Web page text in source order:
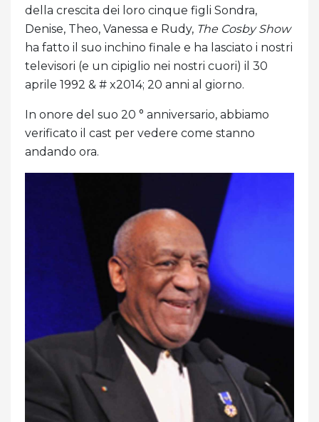
della crescita dei loro cinque figli Sondra,
Denise, Theo, Vanessa e Rudy, The Cosby Show
ha fatto il suo inchino finale e ha lasciato i nostri
televisori (e un cipiglio nei nostri cuori) il 30
aprile 1992 & # x2014; 20 anni al giorno.
In onore del suo 20 ° anniversario, abbiamo
verificato il cast per vedere come stanno
andando ora.